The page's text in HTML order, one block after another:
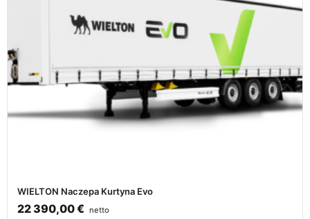
WIELTON Naczepa Kurtyna Evo
22 390,00€ netto